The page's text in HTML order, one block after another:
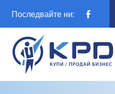
Последвайте ни: